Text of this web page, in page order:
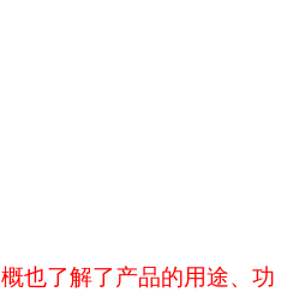
也了解了产品的用途、功